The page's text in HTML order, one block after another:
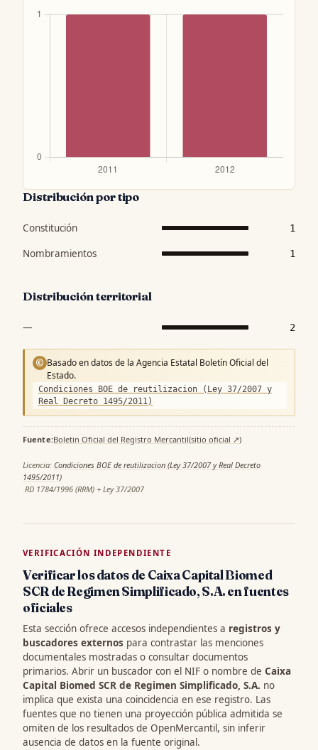
Distribución por tipo
Constitución 1
Nombramientos 1
Distribución territorial
— 2
© Basado en datos de la Agencia Estatal Boletín Oficial del
Estado.
Condiciones BOE de reutilizacion (Ley 37/2007 y
Real Decreto 1495/2011)
Fuente:Boletin Oficial del Registro Mercantil(sitio oficial ↗)·
Licencia: Condiciones BOE de reutilizacion (Ley 37/2007 y Real Decreto
1495/2011)
·RD 1784/1996 (RRM) + Ley 37/2007
VERIFICACIÓN INDEPENDIENTE
Verificar los datos de Caixa Capital Biomed
SCR de Regimen Simplificado, S.A. en fuentes
oficiales
Esta sección ofrece accesos independientes a registros y
buscadores externos para contrastar las menciones
documentales mostradas o consultar documentos
primarios. Abrir un buscador con el NIF o nombre de Caixa
Capital Biomed SCR de Regimen Simplificado, S.A. no
implica que exista una coincidencia en ese registro. Las
fuentes que no tienen una proyección pública admitida se
omiten de los resultados de OpenMercantil, sin inferir
ausencia de datos en la fuente original.